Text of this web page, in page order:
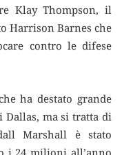
Klay Thompson, il
Harrison Barnes che
contro le difese
ha destato grande
Dallas, ma si tratta di
Marshall è stato